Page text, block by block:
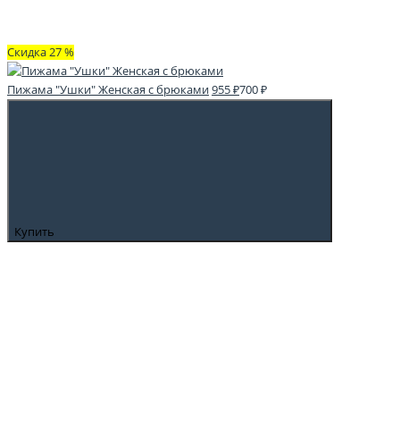
Скидка 27 %
Пижама "Ушки" Женская с брюками955 ₽700 ₽
Купить